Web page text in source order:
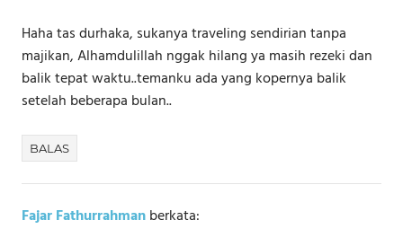
Haha tas durhaka, sukanya traveling sendirian tanpa
majikan, Alhamdulillah nggak hilang ya masih rezeki dan
balik tepat waktu..temanku ada yang kopernya balik
setelah beberapa bulan..
BALAS
Fajar Fathurrahmanberkata: